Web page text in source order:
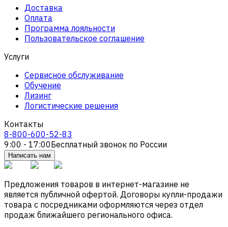
Доставка
Оплата
Программа лояльности
Пользовательское соглашение
Услуги
Сервисное обслуживание
Обучение
Лизинг
Логистические решения
Контакты
8-800-600-52-83
9:00 - 17:00Бесплатный звонок по России
Написать нам
Предложения товаров в интернет-магазине не
является публичной офертой. Договоры купли-продажи
товара с посредниками оформляются через отдел
продаж ближайшего регионального офиса.